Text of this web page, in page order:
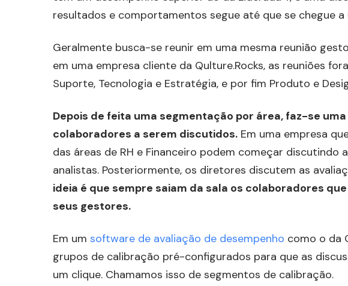
resultados e comportamentos segue até que se chegue a
Geralmente busca-se reunir em uma mesma reunião
em uma empresa cliente da Qulture.Rocks, as reuniões
Suporte, Tecnologia e Estratégia, e por fim Produto e
Depois de feita uma segmentação por área, faz-se
colaboradores a serem discutidos. Em uma empresa
das áreas de RH e Financeiro podem começar discutindo
analistas. Posteriormente, os diretores discutem as
ideia é que sempre saiam da sala os colaboradores
seus gestores.
Em um software de avaliação de desempenho como o da
grupos de calibração pré-configurados para que as
um clique. Chamamos isso de segmentos de calibração.